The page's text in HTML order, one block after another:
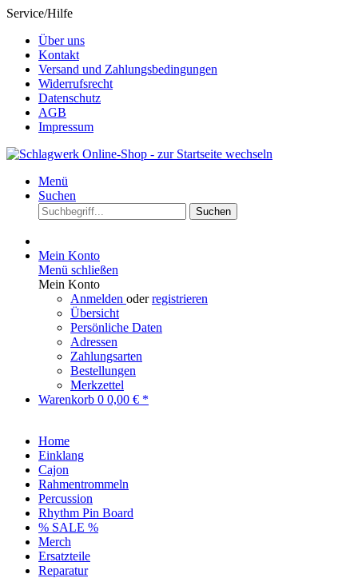
Service/Hilfe
Über uns
Kontakt
Versand und Zahlungsbedingungen
Widerrufsrecht
Datenschutz
AGB
Impressum
Menü
Suchen
Suchen
Mein Konto
Menü schließen
Mein Konto
Anmelden oderregistrieren
Übersicht
Persönliche Daten
Adressen
Zahlungsarten
Bestellungen
Merkzettel
Warenkorb 0 0,00 € *
Home
Einklang
Cajon
Rahmentrommeln
Percussion
Rhythm Pin Board
% SALE %
Merch
Ersatzteile
Reparatur